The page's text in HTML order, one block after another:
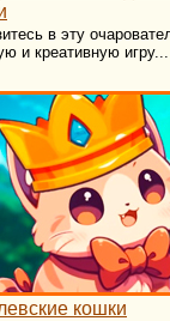
в эту
и креативную игру...
кошки